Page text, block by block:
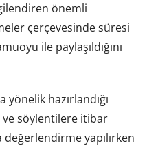
önemli
çerçevesinde süresi
ile paylaşıldığını
hazırlandığı
söylentilere itibar
yapılırken